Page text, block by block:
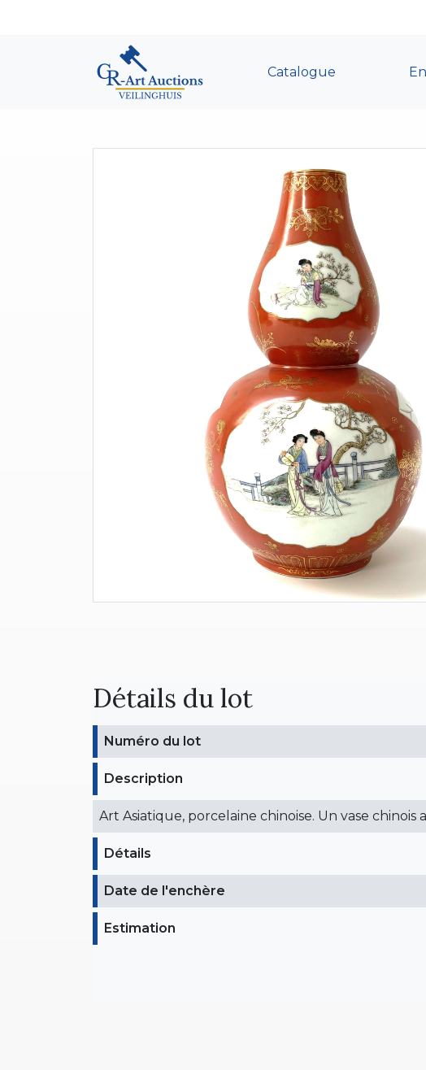
Catalogue
Détails du lot
Numéro du lot
Description
Art Asiatique, porcelaine chinoise. Un vase chinois
Détails
Date de l'enchère
Estimation